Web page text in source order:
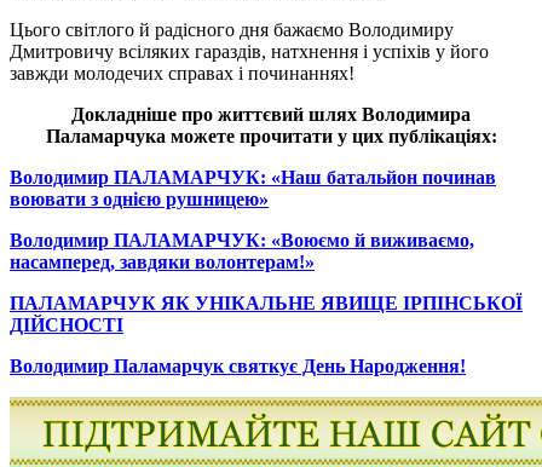
Цього світлого й радісного дня бажаємо Володимиру
Дмитровичу всіляких гараздів, натхнення і успіхів у його
завжди молодечих справах і починаннях!
Докладніше про життєвий шлях Володимира
Паламарчука можете прочитати у цих публікаціях:
Володимир ПАЛАМАРЧУК: «Наш батальйон починав
воювати з однією рушницею»
Володимир ПАЛАМАРЧУК: «Воюємо й виживаємо,
насамперед, завдяки волонтерам!»
ПАЛАМАРЧУК ЯК УНІКАЛЬНЕ ЯВИЩЕ ІРПІНСЬКОЇ
ДІЙСНОСТІ
Володимир Паламарчук святкує День Народження!